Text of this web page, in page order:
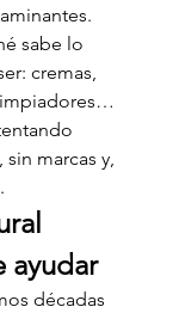
sabe lo
cremas,
marcas y,
ayudar
décadas